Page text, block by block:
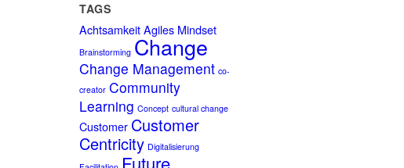
TAGS
Achtsamkeit Agiles Mindset
Brainstorming Change
Change Management co-
creator Community
Learning Concept cultural change
Customer Customer
Centricity Digitalisierung
Future